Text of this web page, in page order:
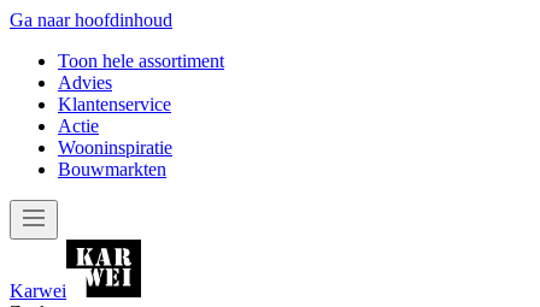
Ga naar hoofdinhoud
Toon hele assortiment
Advies
Klantenservice
Actie
Wooninspiratie
Bouwmarkten
Karwei